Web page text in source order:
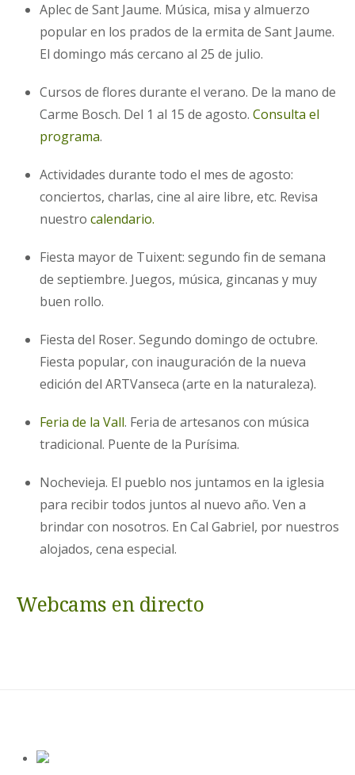
Aplec de Sant Jaume. Música, misa y almuerzo
popular en los prados de la ermita de Sant Jaume.
El domingo más cercano al 25 de julio.
Cursos de flores durante el verano. De la mano de
Carme Bosch. Del 1 al 15 de agosto. Consulta el
programa.
Actividades durante todo el mes de agosto:
conciertos, charlas, cine al aire libre, etc. Revisa
nuestro calendario.
Fiesta mayor de Tuixent: segundo fin de semana
de septiembre. Juegos, música, gincanas y muy
buen rollo.
Fiesta del Roser. Segundo domingo de octubre.
Fiesta popular, con inauguración de la nueva
edición del ARTVanseca (arte en la naturaleza).
Feria de la Vall. Feria de artesanos con música
tradicional. Puente de la Purísima.
Nochevieja. El pueblo nos juntamos en la iglesia
para recibir todos juntos al nuevo año. Ven a
brindar con nosotros. En Cal Gabriel, por nuestros
alojados, cena especial.
Webcams en directo